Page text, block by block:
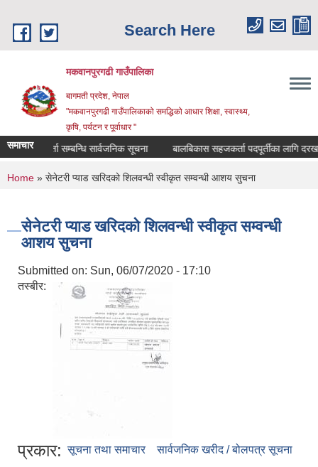
Search Here
मकवानपुरगढी गाउँपालिका
बागमती प्रदेश, नेपाल
"मकवानपुरगढी गाउँपालिकाको समद्धिको आधार शिक्षा, स्‍वास्‍थ्‍य,
कृषि, पर्यटन र पूर्वाधार "
समाचार
सूची दर्ता सम्बन्धि सार्वजनिक सूचना बालबिकास सहजकर्ता पदपूर्तीका लागि दरखास्त
You are here
Home » सेनेटरी प्याड खरिदको शिलवन्धी स्वीकृत सम्वन्धी आशय सुचना
सेनेटरी प्याड खरिदको शिलवन्धी स्वीकृत सम्वन्धी
आशय सुचना
Submitted on: Sun, 06/07/2020 - 17:10
तस्बीर:
प्रकार: सूचना तथा समाचार सार्वजनिक खरीद / बोलपत्र सूचना